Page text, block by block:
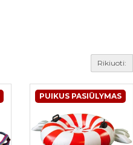
Rikiuoti:
PUIKUS PASIŪLYMAS